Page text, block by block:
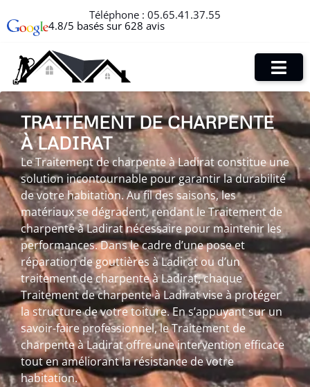
Téléphone : 05.65.41.37.55
4.8/5 basés sur 628 avis
TRAITEMENT DE CHARPENTE
À LADIRAT
Le Traitement de charpente à Ladirat constitue une
solution incontournable pour garantir la durabilité
de votre habitation. Au fil des saisons, les
matériaux se dégradent, rendant le Traitement de
charpente à Ladirat nécessaire pour maintenir les
performances. Dans le cadre d’une pose et
réparation de gouttières à Ladirat ou d’un
traitement de charpente à Ladirat, chaque
Traitement de charpente à Ladirat vise à protéger
la structure de votre toiture. En s’appuyant sur un
savoir-faire professionnel, le Traitement de
charpente à Ladirat offre une intervention efficace
tout en améliorant la résistance de votre
habitation.